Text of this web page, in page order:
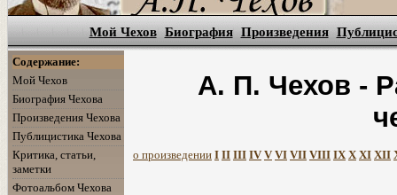
Мой Чехов Биография Произведения
Содержание:
Мой Чехов
Биография Чехова
Произведения Чехова
Публицистика Чехова
Критика, статьи,
заметки
Фотоальбом Чехова
А. П. Чехов -
о произведении I II III IV V VI VII VIII IX X XI XII